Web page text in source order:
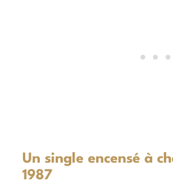
Un single encensé à
1987